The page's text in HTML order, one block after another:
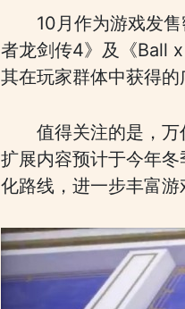
10月作为游戏发
者龙剑传4》及《Ball
其在玩家群体中获得的
值得关注的是，
扩展内容预计于今年
化路线，进一步丰富游